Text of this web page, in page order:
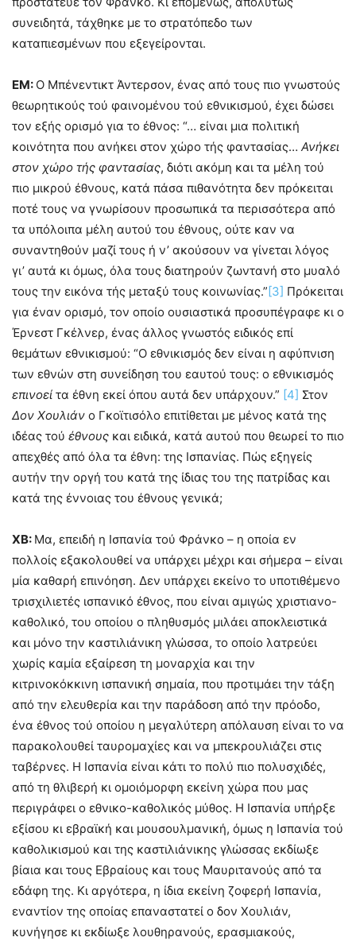
συνειδητά, τάχθηκε με το στρατόπεδο των
καταπιεσμένων που εξεγείρονται.
ΕΜ: Ο Μπένεντικτ Άντερσον, ένας από τους πιο γνωστούς
θεωρητικούς τού φαινομένου τού εθνικισμού, έχει δώσει
τον εξής ορισμό για το έθνος: “… είναι μια πολιτική
κοινότητα που ανήκει στον χώρο τής φαντασίας… Ανήκει
στον χώρο τής φαντασίας, διότι ακόμη και τα μέλη τού
πιο μικρού έθνους, κατά πάσα πιθανότητα δεν πρόκειται
ποτέ τους να γνωρίσουν προσωπικά τα περισσότερα από
τα υπόλοιπα μέλη αυτού του έθνους, ούτε καν να
συναντηθούν μαζί τους ή ν’ ακούσουν να γίνεται λόγος
γι’ αυτά κι όμως, όλα τους διατηρούν ζωντανή στο μυαλό
τους την εικόνα τής μεταξύ τους κοινωνίας.” [3] Πρόκειται
για έναν ορισμό, τον οποίο ουσιαστικά προσυπέγραφε κι ο
Έρνεστ Γκέλνερ, ένας άλλος γνωστός ειδικός επί
θεμάτων εθνικισμού: “Ο εθνικισμός δεν είναι η αφύπνιση
των εθνών στη συνείδηση του εαυτού τους: ο εθνικισμός
επινοεί τα έθνη εκεί όπου αυτά δεν υπάρχουν.” [4] Στον
Δον Χουλιάν ο Γκοϊτισόλο επιτίθεται με μένος κατά της
ιδέας τού έθνους και ειδικά, κατά αυτού που θεωρεί το πιο
απεχθές από όλα τα έθνη: της Ισπανίας. Πώς εξηγείς
αυτήν την οργή του κατά της ίδιας του της πατρίδας και
κατά της έννοιας του έθνους γενικά;
ΧΒ: Μα, επειδή η Ισπανία τού Φράνκο – η οποία εν
πολλοίς εξακολουθεί να υπάρχει μέχρι και σήμερα – είναι
μία καθαρή επινόηση. Δεν υπάρχει εκείνο το υποτιθέμενο
τρισχιλιετές ισπανικό έθνος, που είναι αμιγώς χριστιανο-
καθολικό, του οποίου ο πληθυσμός μιλάει αποκλειστικά
και μόνο την καστιλιάνικη γλώσσα, το οποίο λατρεύει
χωρίς καμία εξαίρεση τη μοναρχία και την
κιτρινοκόκκινη ισπανική σημαία, που προτιμάει την τάξη
από την ελευθερία και την παράδοση από την πρόοδο,
ένα έθνος τού οποίου η μεγαλύτερη απόλαυση είναι το να
παρακολουθεί ταυρομαχίες και να μπεκρουλιάζει στις
ταβέρνες. Η Ισπανία είναι κάτι το πολύ πιο πολυσχιδές,
από τη θλιβερή κι ομοιόμορφη εκείνη χώρα που μας
περιγράφει ο εθνικο-καθολικός μύθος. Η Ισπανία υπήρξε
εξίσου κι εβραϊκή και μουσουλμανική, όμως η Ισπανία τού
καθολικισμού και της καστιλιάνικης γλώσσας εκδίωξε
βίαια και τους Εβραίους και τους Μαυριτανούς από τα
εδάφη της. Κι αργότερα, η ίδια εκείνη ζοφερή Ισπανία,
εναντίον της οποίας επαναστατεί ο δον Χουλιάν,
κυνήγησε κι εκδίωξε λουθηρανούς, ερασμιακούς,